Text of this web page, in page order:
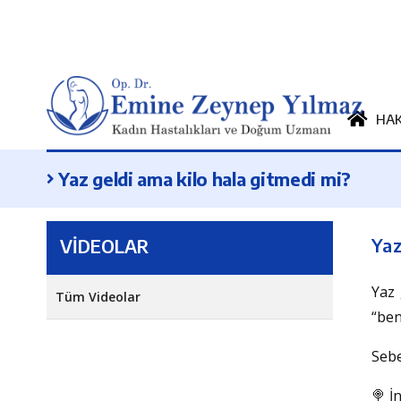
Yaz geldi ama kilo hala gitmedi mi?
VİDEOLAR
Tüm Videolar
🍭